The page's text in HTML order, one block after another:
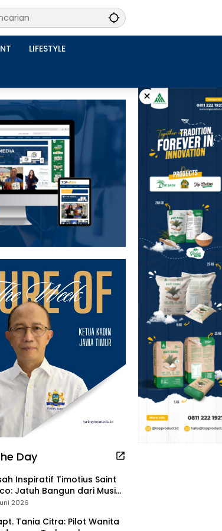
LIFESTYLE
×
Day
Inspiratif Timotius Saint
Jatuh Bangun dari Musik,
Pastor, hingga
2026
Tania Citra: Pilot Wanita